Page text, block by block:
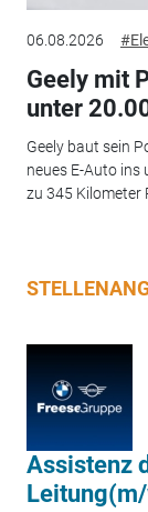
06.08.2026
Geely mit
unter
Geely baut sein
neues E-Auto ins
zu 345 Kilometer
Assistenz